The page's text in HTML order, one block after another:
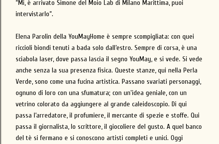
“Mi, è arrivato Simone del Moio Lab di Milano Marittima, puoi
intervistarlo”.
Elena Parolin della YouMayHome è sempre scompigliata: con quei
riccioli biondi tenuti a bada solo dall’estro. Sempre di corsa, è una
sciabola laser, dove passa lascia il segno YouMay, e si vede. Si vede
anche senza la sua presenza fisica. Queste stanze, qui nella Perla
Verde, sono come una fucina artistica. Passano svariati personaggi,
ognuno di loro con una sfumatura; con un'idea geniale, con un
vetrino colorato da aggiungere al grande caleidoscopio. Di qui
passa l’arredatore, il profumiere, il mercante di spezie e stoffe. Qui
passa il giornalista, lo scrittore, il giocoliere del gusto. A quel banco
del tè si fermano e si conoscono artisti completi e unici. Oggi